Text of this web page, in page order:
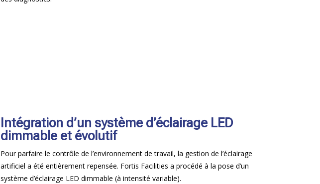
Intégration d’un système d’éclairage LED
dimmable et évolutif
Pour parfaire le contrôle de l’environnement de travail, la gestion de l’éclairage
artificiel a été entièrement repensée. Fortis Facilities a procédé à la pose d’un
système d’éclairage LED dimmable (à intensité variable).